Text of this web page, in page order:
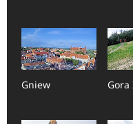
Gniew Gora